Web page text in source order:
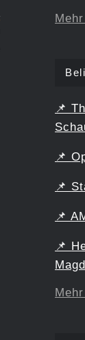
📌
📌
📌
📌
📌